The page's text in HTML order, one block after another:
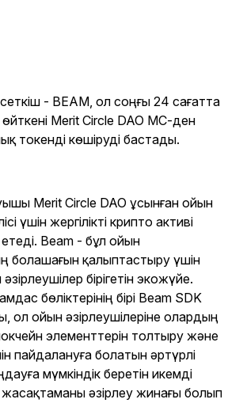
- BEAM, ол соңғы 24 сағатта
Merit Circle DAO MC-ден
токенді көшіруді бастады.
Merit Circle DAO ұсынған ойын
үшін жергілікті крипто активі
Beam - бұл ойын
болашағын қалыптастыру үшін
бірігетін экожүйе.
бөліктерінің бірі Beam SDK
ол ойын әзірлеушілеріне олардың
элементтерін толтыру және
пайдалануға болатын әртүрлі
мүмкіндік беретін икемді
әзірлеу жинағы болып